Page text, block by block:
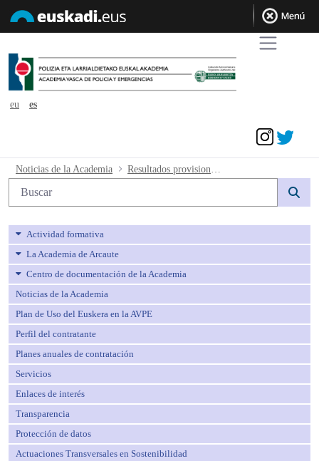
eu
es
Resultados provisionales de la
Noticias de la Academia
Búsqueda web
Actividad formativa
La Academia de Arcaute
Centro de documentación de la Academia
Noticias de la Academia
Plan de Uso del Euskera en la AVPE
Perfil del contratante
Planes anuales de contratación
Servicios
Enlaces de interés
Transparencia
Protección de datos
Actuaciones Transversales en Sostenibilidad